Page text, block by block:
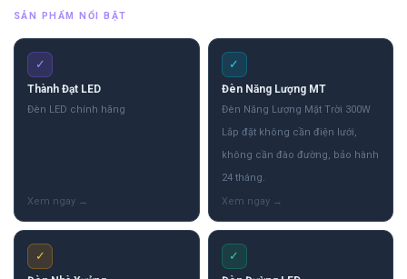
SẢN PHẨM NỔI BẬT
✓
Thành Đạt LED
Đèn LED chính hãng
✓
Đèn Năng Lượng MT
Đèn Năng Lượng Mặt Trời 300W
Lắp đặt không cần điện lưới,
không cần đào đường, bảo hành
24 tháng.
✓ ✓